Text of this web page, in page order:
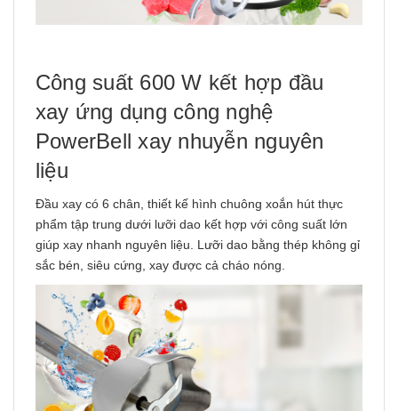
Công suất 600 W kết hợp đầu
xay ứng dụng công nghệ
PowerBell xay nhuyễn nguyên
liệu
Đầu xay có 6 chân, thiết kế hình chuông xoắn hút thực
phẩm tập trung dưới lưỡi dao kết hợp với công suất lớn
giúp xay nhanh nguyên liệu. Lưỡi dao bằng thép không gỉ
sắc bén, siêu cứng, xay được cả cháo nóng.